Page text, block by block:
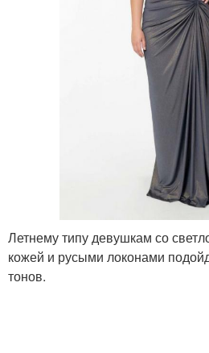
Летнему типу девушкам со
кожей и русыми локонами
тонов.